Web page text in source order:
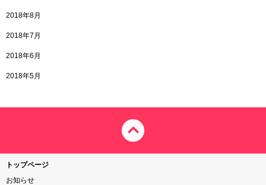
2018年8月
2018年7月
2018年6月
2018年5月
トップページ
お知らせ